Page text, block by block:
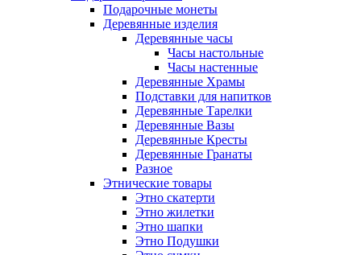
Подарочные монеты
Деревянные изделия
Деревянные часы
Часы настольные
Часы настенные
Деревянные Храмы
Подставки для напитков
Деревянные Тарелки
Деревянные Вазы
Деревянные Кресты
Деревянные Гранаты
Разное
Этнические товары
Этно скатерти
Этно жилетки
Этно шапки
Этно Подушки